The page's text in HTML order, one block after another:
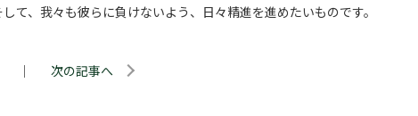
、我々も彼らに負けないよう、日々精進を進めたいものです。
｜ 次の記事へ